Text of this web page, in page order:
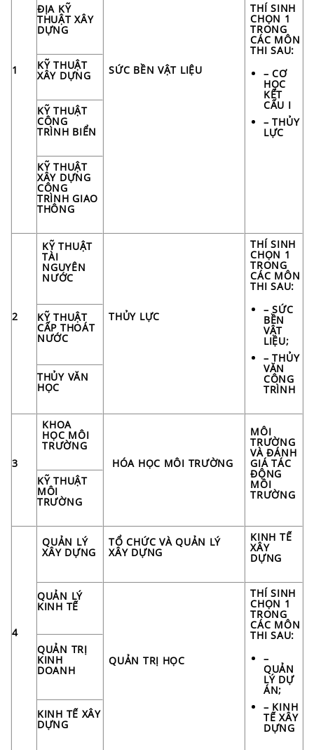
1 SỨC BỀN VẬT LIỆU
THÍ SINH
CHỌN 1
TRONG
CÁC MÔN
THI SAU:
– CƠ
HỌC
KẾT
CẤU I
– THỦY
LỰC
ĐỊA KỸ
THUẬT XÂY
DỰNG
KỸ THUẬT
XÂY DỰNG
KỸ THUẬT
CÔNG
TRÌNH BIỂN
KỸ THUẬT
XÂY DỰNG
CÔNG
TRÌNH GIAO
THÔNG
2
KỸ THUẬT
TÀI
NGUYÊN
NƯỚC
THỦY LỰC
THÍ SINH
CHỌN 1
TRONG
CÁC MÔN
THI SAU:
– SỨC
BỀN
VẬT
LIỆU;
– THỦY
VĂN
CÔNG
TRÌNH
KỸ THUẬT
CẤP THOÁT
NƯỚC
THỦY VĂN
HỌC
3
KHOA
HỌC MÔI
TRƯỜNG
HÓA HỌC MÔI TRƯỜNG
MÔI
TRƯỜNG
VÀ ĐÁNH
GIÁ TÁC
ĐỘNG
MÔI
TRƯỜNG
KỸ THUẬT
MÔI
TRƯỜNG
4
QUẢN LÝ
XÂY DỰNG
TỔ CHỨC VÀ QUẢN LÝ
XÂY DỰNG
KINH TẾ
XÂY
DỰNG
QUẢN LÝ
KINH TẾ
QUẢN TRỊ HỌC
THÍ SINH
CHỌN 1
TRONG
CÁC MÔN
THI SAU:
–
QUẢN
LÝ DỰ
ÁN;
– KINH
TẾ XÂY
DỰNG
QUẢN TRỊ
KINH
DOANH
KINH TẾ XÂY
DỰNG